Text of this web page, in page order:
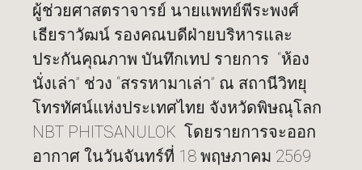
ผู้ช่วยศาสตราจารย์ นายแพทย์พีระพงศ์
เธียราวัฒน์ รองคณบดีฝ่ายบริหารและ
ประกันคุณภาพ บันทึกเทป รายการ “ห้อง
นั่งเล่า” ช่วง “สรรหามาเล่า” ณ สถานีวิทยุ
โทรทัศน์แห่งประเทศไทย จังหวัดพิษณุโลก
NBT PHITSANULOK โดยรายการจะออก
อากาศ ในวันจันทร์ที่ 18 พฤษภาคม 2569